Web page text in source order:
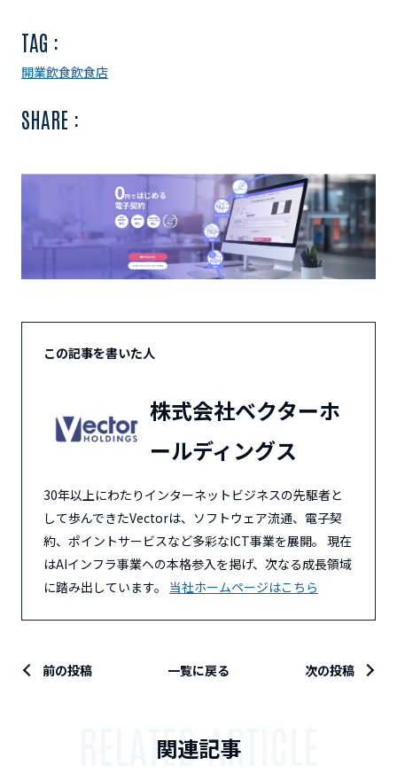
TAG :
開業飲食飲食店
SHARE :
この記事を書いた人
株式会社ベクターホ
ールディングス
30年以上にわたりインターネットビジネスの先駆者と
して歩んできたVectorは、ソフトウェア流通、電子契
約、ポイントサービスなど多彩なICT事業を展開。 現在
はAIインフラ事業への本格参入を掲げ、次なる成長領域
に踏み出しています。 当社ホームページはこちら
前の投稿 一覧に戻る 次の投稿
関連記事
RELATED ARTICLE